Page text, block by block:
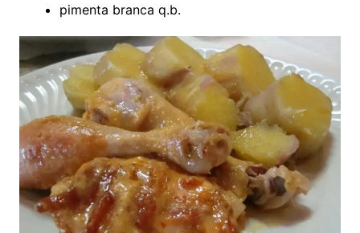
pimenta branca q.b.